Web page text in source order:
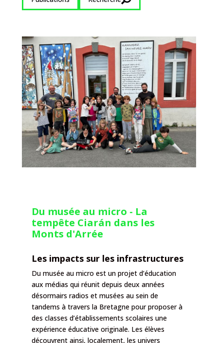
Du musée au micro - La
tempête Ciarán dans les
Monts d'Arrée
Les impacts sur les infrastructures
Du musée au micro est un projet d’éducation
aux médias qui réunit depuis deux années
désormairs radios et musées au sein de
tandems à travers la Bretagne pour proposer à
des classes d’établissements scolaires une
expérience éducative originale. Les élèves
découvrent ainsi, localement, les univers